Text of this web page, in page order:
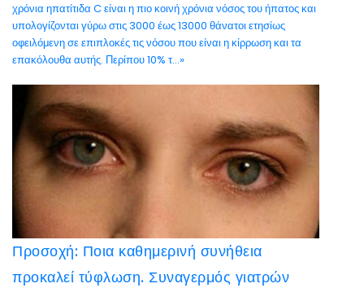
χρόνια ηπατίτιδα C είναι η πιο κοινή χρόνια νόσος του ήπατος και
υπολογίζονται γύρω στις 3000 έως 13000 θάνατοι ετησίως
οφειλόμενη σε επιπλοκές τις νόσου που είναι η κίρρωση και τα
επακόλουθα αυτής. Περίπου 10% τ...»
Προσοχή: Ποια καθημερινή συνήθεια
προκαλεί τύφλωση. Συναγερμός γιατρών